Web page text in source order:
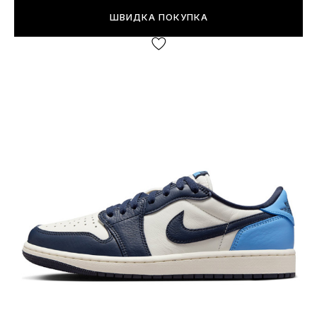
ШВИДКА ПОКУПКА